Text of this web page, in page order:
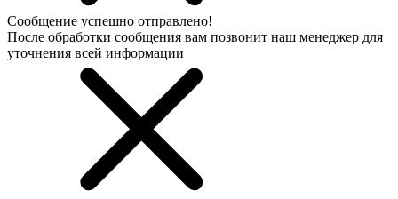
Сообщение успешно отправлено!
После обработки сообщения вам позвонит наш менеджер для
уточнения всей информации